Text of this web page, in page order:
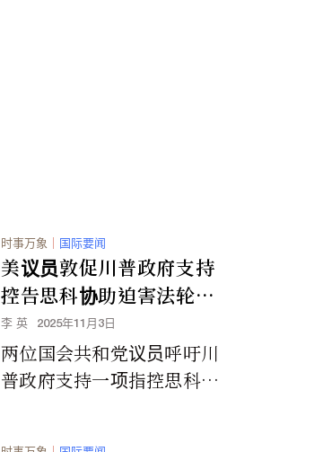
时事万象 ｜ 国际要闻
美议员敦促川普政府支持
控告思科协助迫害法轮功
的诉讼
李 英 2025年11月3日
两位国会共和党议员呼吁川
普政府支持一项指控思科公